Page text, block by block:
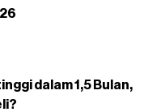
dalam 1,5 Bulan,